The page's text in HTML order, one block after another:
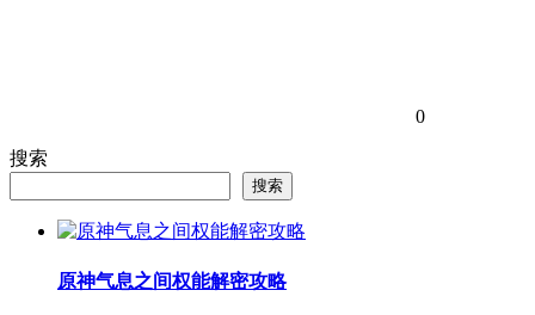
0
搜索
搜索
原神气息之间权能解密攻略